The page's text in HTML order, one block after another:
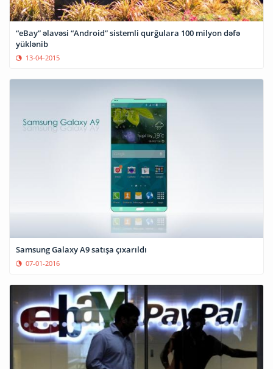
“eBay” əlavəsi “Android” sistemli qurğulara 100 milyon dəfə
yüklənib
13-04-2015
Samsung Galaxy A9 satışa çıxarıldı
07-01-2016